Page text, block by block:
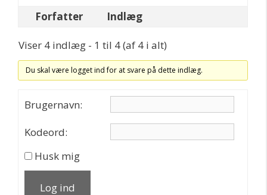
Forfatter
Indlæg
Viser 4 indlæg - 1 til 4 (af 4 i alt)
Du skal være logget ind for at svare på dette indlæg.
Brugernavn:
Kodeord:
Husk mig
Log ind